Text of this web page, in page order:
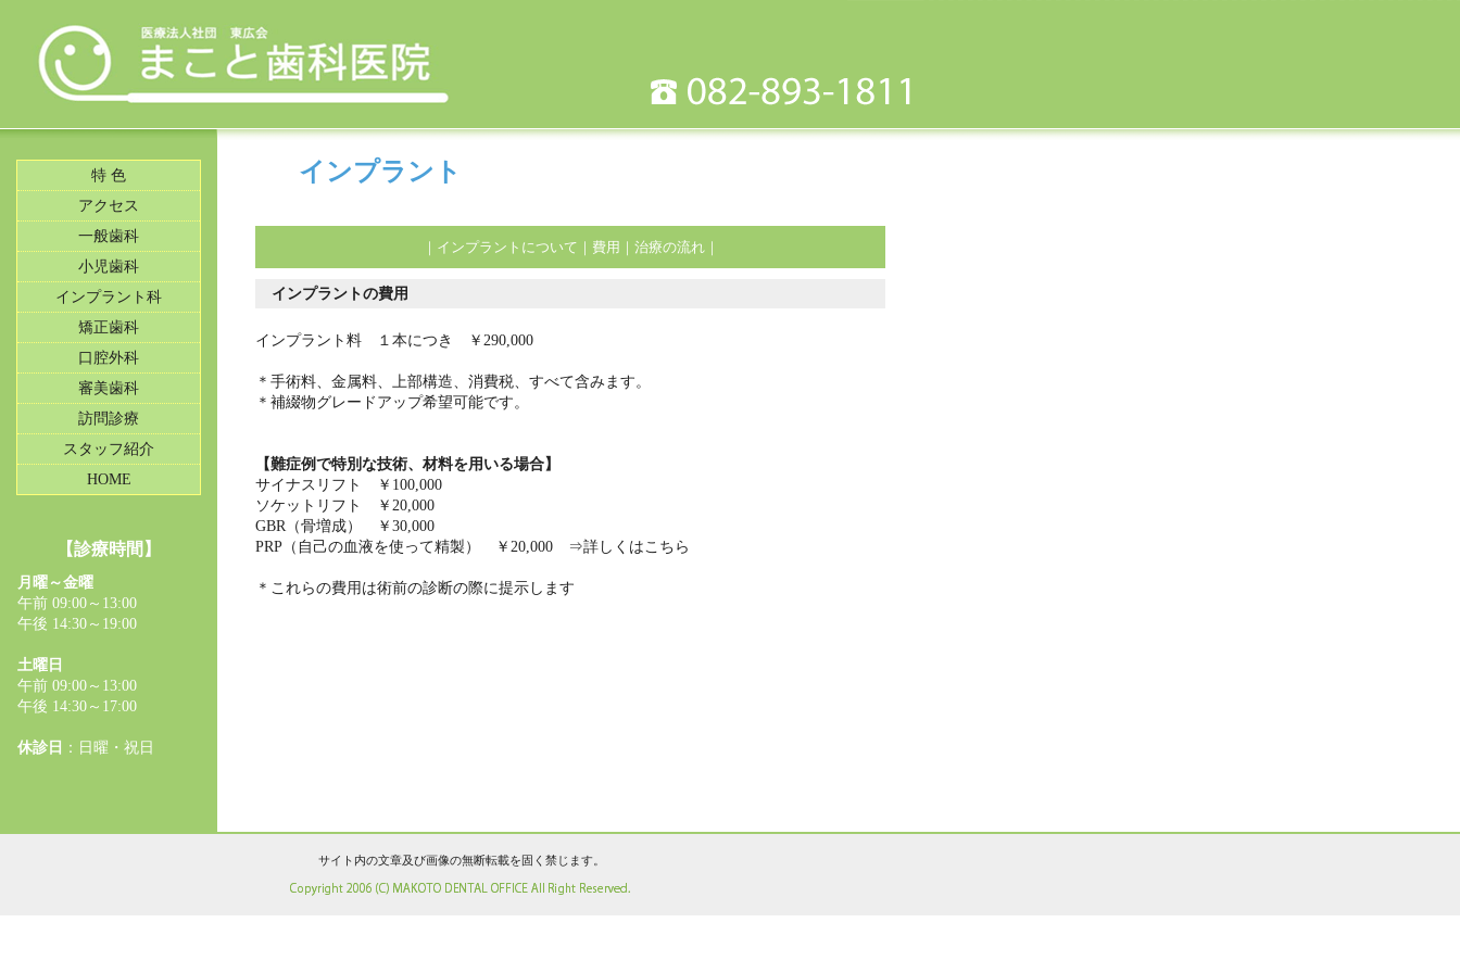
特 色
アクセス
一般歯科
小児歯科
インプラント科
矯正歯科
口腔外科
審美歯科
訪問診療
スタッフ紹介
HOME
【診療時間】
月曜～金曜
午前 09:00～13:00
午後 14:30～19:00
土曜日
午前 09:00～13:00
午後 14:30～17:00
休診日 ：日曜・祝日
インプラント
｜ インプラントについて ｜ 費用 ｜ 治療の流れ｜
インプラントの費用
インプラント料 １本につき ￥290,000
＊手術料、金属料、上部構造、消費税、すべて含みます。
＊補綴物グレードアップ希望可能です。
【難症例で特別な技術、材料を用いる場合】
サイナスリフト ￥100,000
ソケットリフト ￥20,000
GBR（骨増成） ￥30,000
PRP（自己の血液を使って精製） ￥20,000 ⇒詳しくはこちら
＊これらの費用は術前の診断の際に提示します
サイト内の文章及び画像の無断転載を固く禁じます。